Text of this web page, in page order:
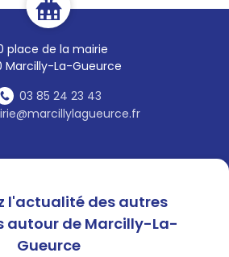
place de la mairie
Marcilly-La-Gueurce
03 85 24 23 43
l'actualité des autres
autour de Marcilly-La-
Gueurce